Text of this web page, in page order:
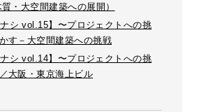
・大空間建築への展開）
ナシ vol.15】〜プロジェクトへの挑
す－大空間建築への挑戦
ナシ vol.14】〜プロジェクトへの挑
大阪・東京海上ビル